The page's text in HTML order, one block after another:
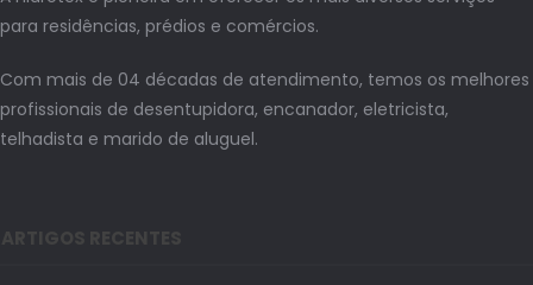
para residências, prédios e comércios.
Com mais de 04 décadas de atendimento, temos os melhores
profissionais de desentupidora, encanador, eletricista,
telhadista e marido de aluguel.